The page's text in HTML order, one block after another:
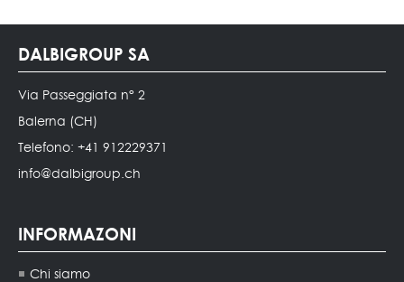
DALBIGROUP SA
Via Passeggiata n° 2
Balerna (CH)
Telefono: +41 912229371
info@dalbigroup.ch
INFORMAZONI
Chi siamo